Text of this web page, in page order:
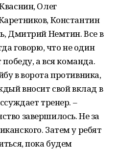
Олег
Константин
Дмитрий Немтин. Все в
говорю, что не один
а вся команда.
в ворота противника,
вносит свой вклад в
тренер. –
завершилось. Не за
Затем у ребят
пока будем